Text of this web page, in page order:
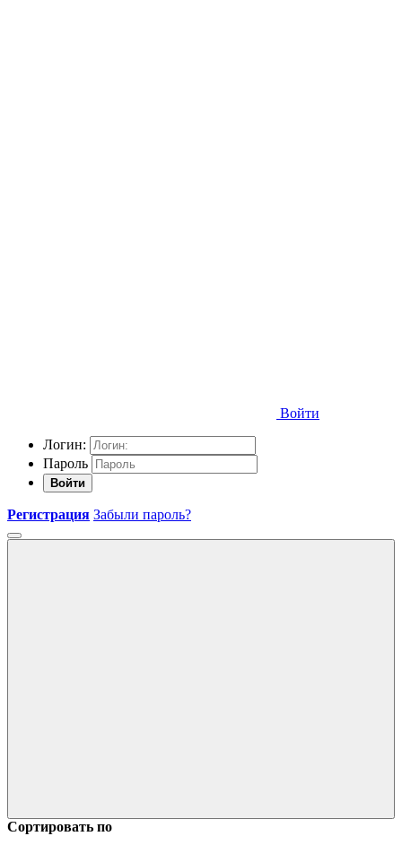
Войти
Логин:
Пароль
Войти
Регистрация Забыли пароль?
Сортировать по